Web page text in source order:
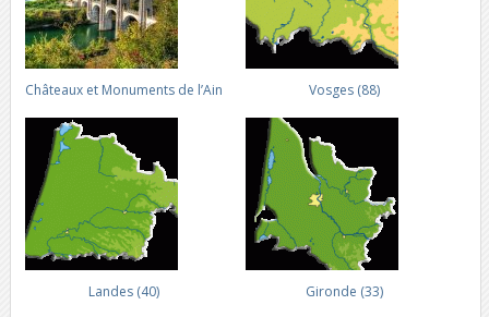
Châteaux et Monuments de l’Ain Vosges (88)
Landes (40) Gironde (33)